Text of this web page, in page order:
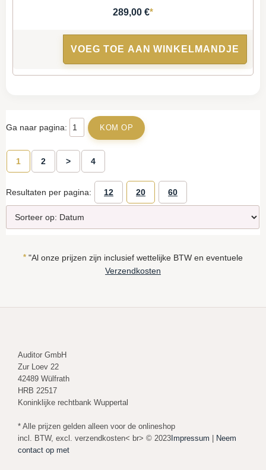
289,00 €*
VOEG TOE AAN WINKELMANDJE
Ga naar pagina:
1 2 > 4
Resultaten per pagina: 12 20 60
* "Al onze prijzen zijn inclusief wettelijke BTW en eventuele
Verzendkosten
Auditor GmbH
Zur Loev 22
42489 Wülfrath
HRB 22517
Koninklijke rechtbank Wuppertal
* Alle prijzen gelden alleen voor de onlineshop
incl. BTW, excl. verzendkosten< br> © 2023Impressum | Neem
contact op met